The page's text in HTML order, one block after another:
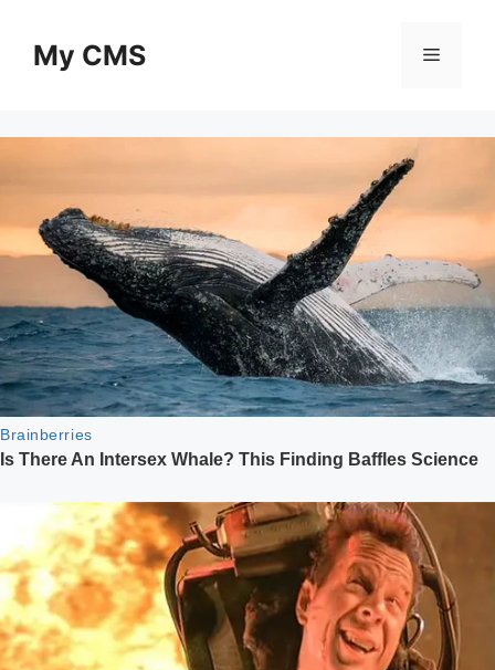
contentMy CMS Menu